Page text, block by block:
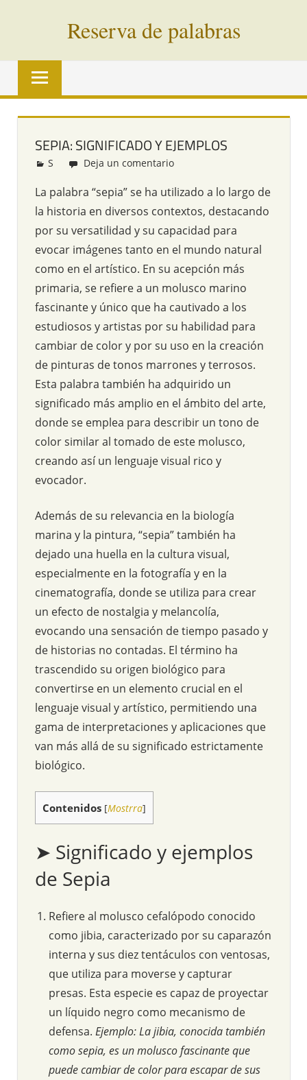
Reserva de palabras
Palabras
vías
todo
mundo
SEPIA: SIGNIFICADO Y EJEMPLOS
Redacción
S Deja un comentario
La palabra “sepia” se ha utilizado a lo largo de
la historia en diversos contextos, destacando
por su versatilidad y su capacidad para
evocar imágenes tanto en el mundo natural
como en el artístico. En su acepción más
primaria, se refiere a un molusco marino
fascinante y único que ha cautivado a los
estudiosos y artistas por su habilidad para
cambiar de color y por su uso en la creación
de pinturas de tonos marrones y terrosos.
Esta palabra también ha adquirido un
significado más amplio en el ámbito del arte,
donde se emplea para describir un tono de
color similar al tomado de este molusco,
creando así un lenguaje visual rico y
evocador.
Además de su relevancia en la biología
marina y la pintura, “sepia” también ha
dejado una huella en la cultura visual,
especialmente en la fotografía y en la
cinematografía, donde se utiliza para crear
un efecto de nostalgia y melancolía,
evocando una sensación de tiempo pasado y
de historias no contadas. El término ha
trascendido su origen biológico para
convertirse en un elemento crucial en el
lenguaje visual y artístico, permitiendo una
gama de interpretaciones y aplicaciones que
van más allá de su significado estrictamente
biológico.
Contenidos [Mostrra]
➤ Significado y ejemplos
de Sepia
Refiere al molusco cefalópodo conocido
como jibia, caracterizado por su caparazón
interna y sus diez tentáculos con ventosas,
que utiliza para moverse y capturar
presas. Esta especie es capaz de proyectar
un líquido negro como mecanismo de
defensa. Ejemplo: La jibia, conocida también
como sepia, es un molusco fascinante que
puede cambiar de color para escapar de sus